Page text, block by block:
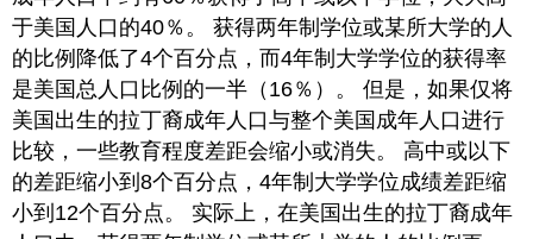
于美国人口的40％。 获得两年制学位或某所大学的人
的比例降低了4个百分点，而4年制大学学位的获得率
是美国总人口比例的一半（16％）。 但是，如果仅将
美国出生的拉丁裔成年人口与整个美国成年人口进行
比较，一些教育程度差距会缩小或消失。 高中或以下
的差距缩小到8个百分点，4年制大学学位成绩差距缩
小到12个百分点。 实际上，在美国出生的拉丁裔成年